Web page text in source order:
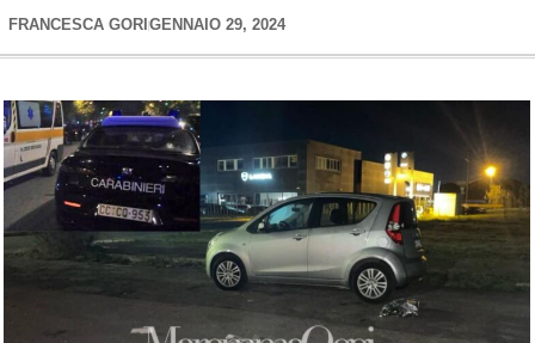
FRANCESCA GORI GENNAIO 29, 2024